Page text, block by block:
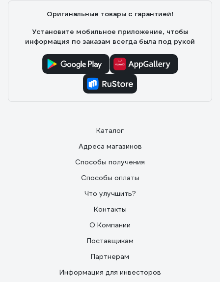
Оригинальные товары с гарантией!
Установите мобильное приложение, чтобы
информация по заказам всегда была под рукой
Каталог
Адреса магазинов
Способы получения
Способы оплаты
Что улучшить?
Контакты
О Компании
Поставщикам
Партнерам
Информация для инвесторов